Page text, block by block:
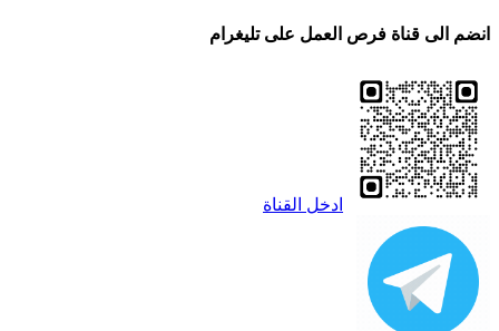
انضم الى قناة فرص العمل على تليغرام
ادخل القناة